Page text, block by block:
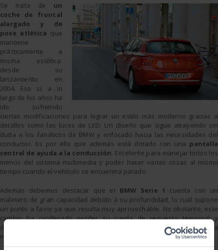
Se trata de un
coche de frontal
alargado y de
pose atlética que
mantiene
prácticamente a
misma estética
desde su
lanzamiento en
2004. Eso sí, a lo
largo de los años ha
ido sufriendo
ciertas modificaciones para lograr un estilo más moderno gracias a
detalles como las luces de LED. Un diseño que sigue atrayendo sin
duda a los fanáticos de BMW y enfocado hacia las necesidades del
conductor. Es por ello que además está dotado con una pantalla
central de ayuda a la conducción. Excelente para manejar todos los
menús del sistema multimedia y poder hacer varias cosas al mismo
tiempo cuando el vehículo se encuentra parado.
Además debemos destacar que el BMW Serie 1 cuenta con un
maletero de gran capacidad debido a su profundidad, lo cual supone
un punto a favor ya que resulta muy aprovechable. No obstante, este
cambio ha conllevado perder su rueda de repuesto temporal y
decantase por unos
que cuentan con una
mayor resistencia.